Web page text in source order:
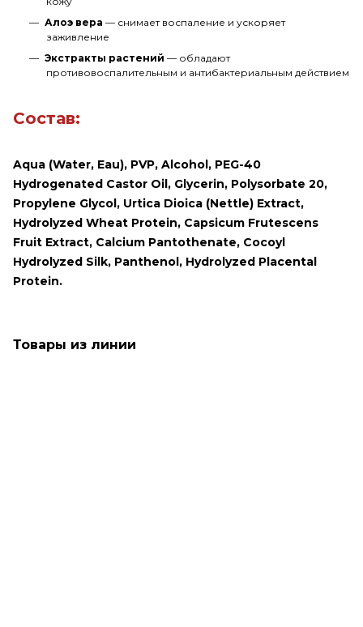
Алоэ вера — снимает воспаление и ускоряет
заживление
Экстракты растений — обладают
противовоспалительным и антибактериальным действием
Состав:
Aqua (Water, Eau), PVP, Alcohol, PEG-40
Hydrogenated Castor Oil, Glycerin, Polysorbate 20,
Propylene Glycol, Urtica Dioica (Nettle) Extract,
Hydrolyzed Wheat Protein, Capsicum Frutescens
Fruit Extract, Calcium Pantothenate, Cocoyl
Hydrolyzed Silk, Panthenol, Hydrolyzed Placental
Protein.
Товары из линии